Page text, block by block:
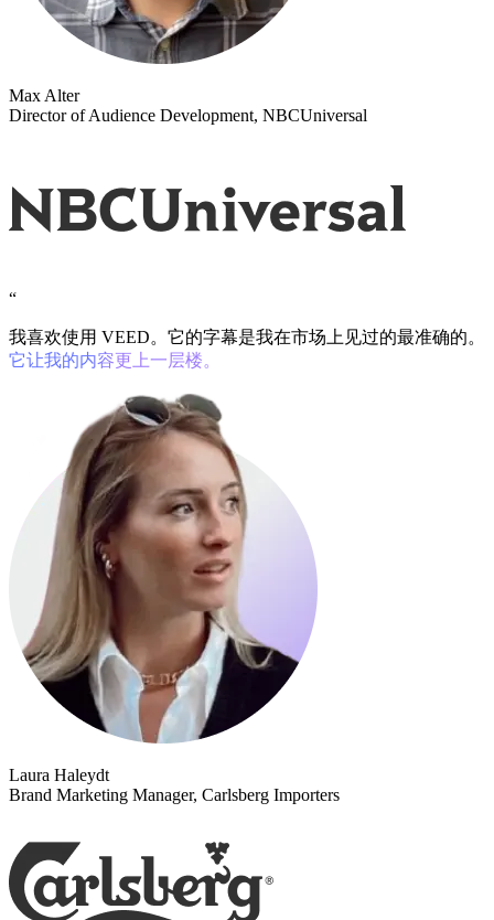
Max Alter
Director of Audience Development, NBCUniversal
“
我喜欢使用 VEED。它的字幕是我在市场上见过的最准确的。
它让我的内容更上一层楼。
Laura Haleydt
Brand Marketing Manager, Carlsberg Importers